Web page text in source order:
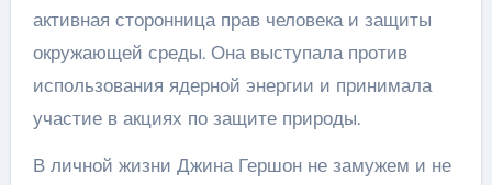
активная сторонница прав человека и защиты
окружающей среды. Она выступала против
использования ядерной энергии и принимала
участие в акциях по защите природы.
В личной жизни Джина Гершон не замужем и не